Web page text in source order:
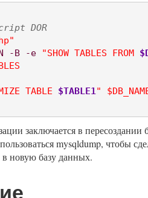
DOR
-B -e "SHOW TABLES FROM
TABLE $TABLE1 "
заключается в
mysqldump, чтобы
новую базу данных.